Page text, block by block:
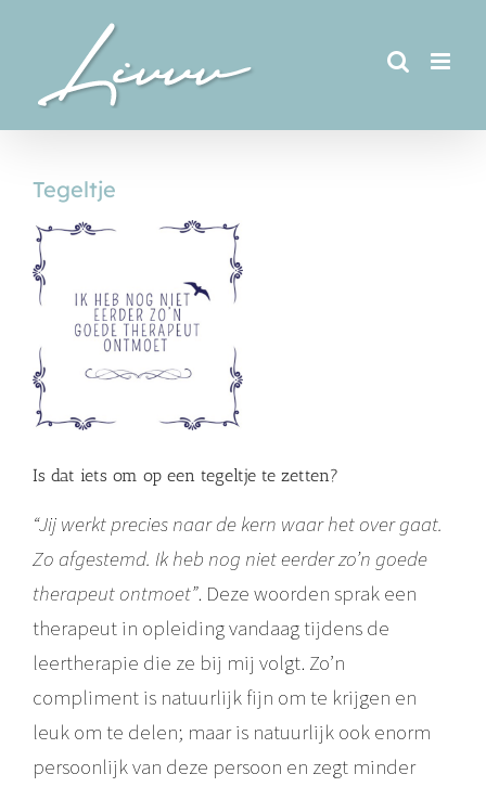
inhoud
Tegeltje
Bekijk
grotere
afbeelding
Is dat iets om op een tegeltje te zetten?
“Jij werkt precies naar de kern waar het over gaat.
Zo afgestemd. Ik heb nog niet eerder zo’n goede
therapeut ontmoet”. Deze woorden sprak een
therapeut in opleiding vandaag tijdens de
leertherapie die ze bij mij volgt. Zo’n
compliment is natuurlijk fijn om te krijgen en
leuk om te delen; maar is natuurlijk ook enorm
persoonlijk van deze persoon en zegt minder